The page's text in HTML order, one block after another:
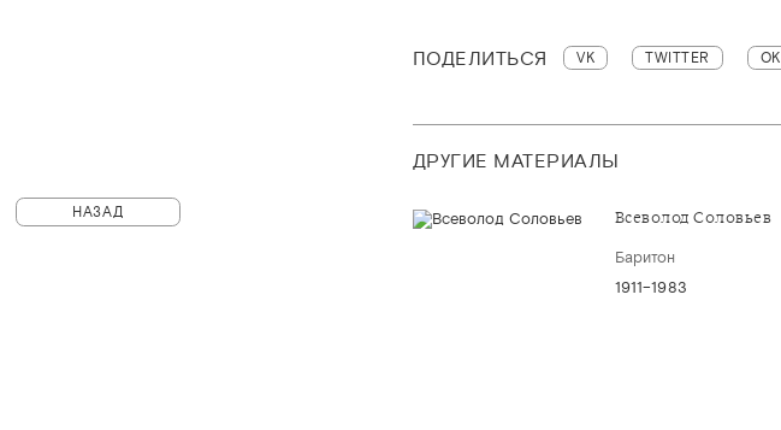
ПОДЕЛИТЬСЯ VK TWITTER OK
ДРУГИЕ МАТЕРИАЛЫ
Всеволод Соловьев
Баритон
1911–1983
НАЗАД